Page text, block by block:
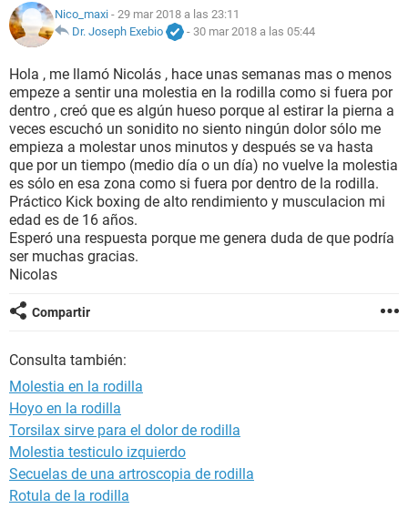
NUTRICIÓN
BIENESTAR
SEXUALIDAD
GLOSARIO
Nico_maxi - 29 mar 2018 a las 23:11
Dr. Joseph Exebio
- 30 mar 2018 a las 05:44
Hola , me llamó Nicolás , hace unas semanas mas o menos
empeze a sentir una molestia en la rodilla como si fuera por
dentro , creó que es algún hueso porque al estirar la pierna a
veces escuchó un sonidito no siento ningún dolor sólo me
empieza a molestar unos minutos y después se va hasta
que por un tiempo (medio día o un día) no vuelve la molestia
es sólo en esa zona como si fuera por dentro de la rodilla.
Práctico Kick boxing de alto rendimiento y musculacion mi
edad es de 16 años.
Esperó una respuesta porque me genera duda de que podría
ser muchas gracias.
Nicolas
Compartir
Consulta también:
Molestia en la rodilla
Hoyo en la rodilla
Torsilax sirve para el dolor de rodilla
Molestia testiculo izquierdo
Secuelas de una artroscopia de rodilla
Rotula de la rodilla